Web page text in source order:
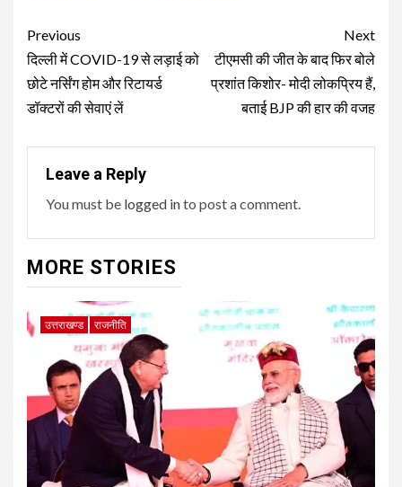
Post
navigation
Previous
दिल्ली में COVID-19 से लड़ाई को
छोटे नर्सिंग होम और रिटायर्ड
डॉक्टरों की सेवाएं लें
Next
टीएमसी की जीत के बाद फिर बोले
प्रशांत किशोर- मोदी लोकप्रिय हैं,
बताई BJP की हार की वजह
Leave a Reply
You must be logged into post a comment.
MORE STORIES
उत्तराखण्ड राजनीति